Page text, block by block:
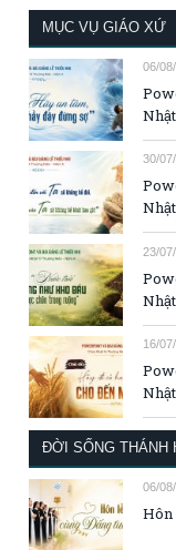
MỤC VỤ GIÁO XỨ
06/
30/
23/
16/
ĐỜI SỐNG THÁNH
06/
Hôn